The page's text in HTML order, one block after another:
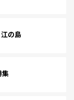
の島
集